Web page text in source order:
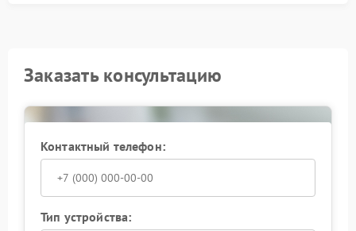
Заказать консультацию
Контактный телефон:
Тип устройства: